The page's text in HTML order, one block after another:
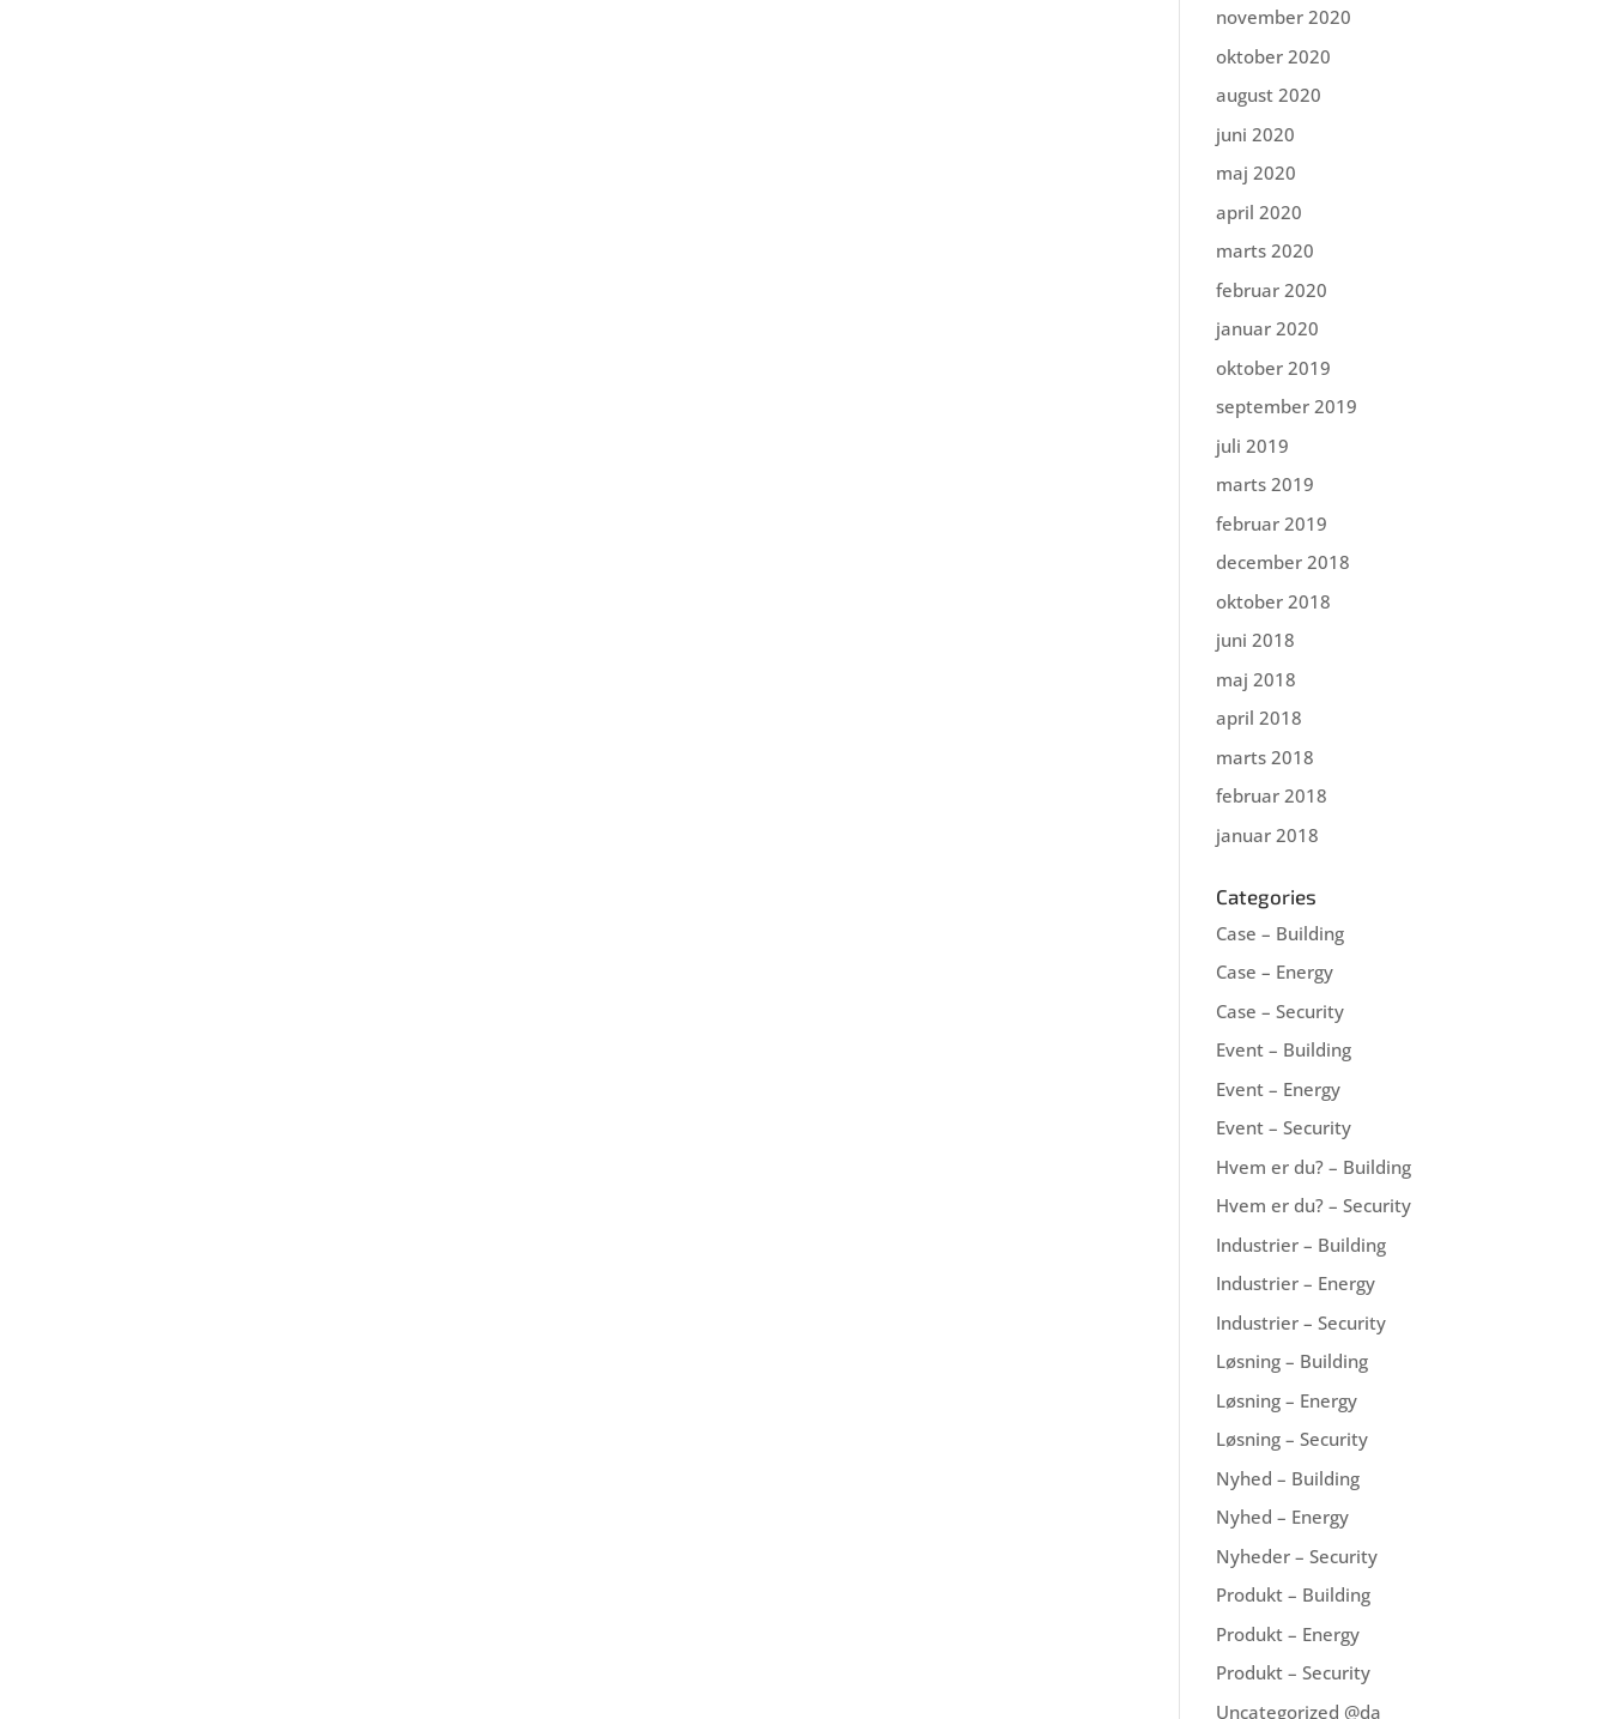
november 2020
oktober 2020
august 2020
juni 2020
maj 2020
april 2020
marts 2020
februar 2020
januar 2020
oktober 2019
september 2019
juli 2019
marts 2019
februar 2019
december 2018
oktober 2018
juni 2018
maj 2018
april 2018
marts 2018
februar 2018
januar 2018
Categories
Case – Building
Case – Energy
Case – Security
Event – Building
Event – Energy
Event – Security
Hvem er du? – Building
Hvem er du? – Security
Industrier – Building
Industrier – Energy
Industrier – Security
Løsning – Building
Løsning – Energy
Løsning – Security
Nyhed – Building
Nyhed – Energy
Nyheder – Security
Produkt – Building
Produkt – Energy
Produkt – Security
Uncategorized @da